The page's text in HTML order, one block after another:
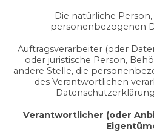
Die natürliche Person,
personenbezogenen
Auftragsverarbeiter (oder
oder juristische Person,
andere Stelle, die
des Verantwortlichen
Verantwortlicher (oder